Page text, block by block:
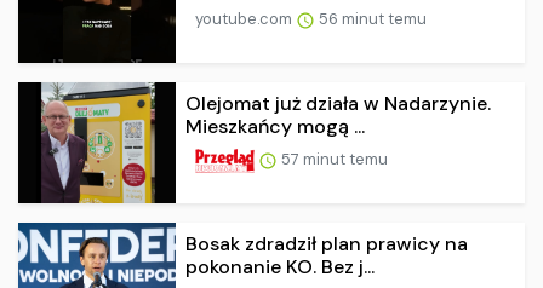
youtube.com 56 minut temu
Olejomat już działa w Nadarzynie.
Mieszkańcy mogą ...
57 minut temu
Bosak zdradził plan prawicy na
pokonanie KO. Bez j...